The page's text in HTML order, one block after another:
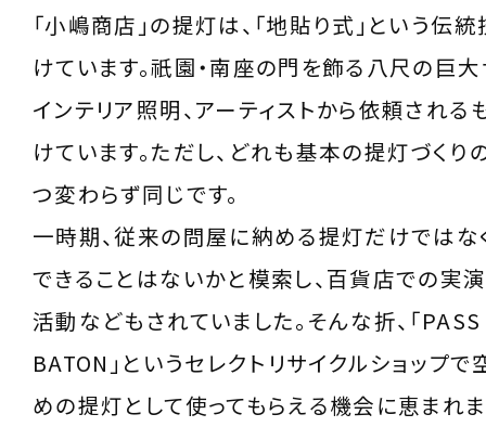
「小嶋商店」の提灯は、「地貼り式」という伝
けています。祇園・南座の門を飾る八尺の巨大
インテリア照明、アーティストから依頼される
けています。ただし、どれも基本の提灯づく
つ変わらず同じです。
一時期、従来の問屋に納める提灯だけではな
できることはないかと模索し、百貨店での実
活動などもされていました。そんな折、「
BATON」というセレクトリサイクルショップ
めの提灯として使ってもらえる機会に恵まれ